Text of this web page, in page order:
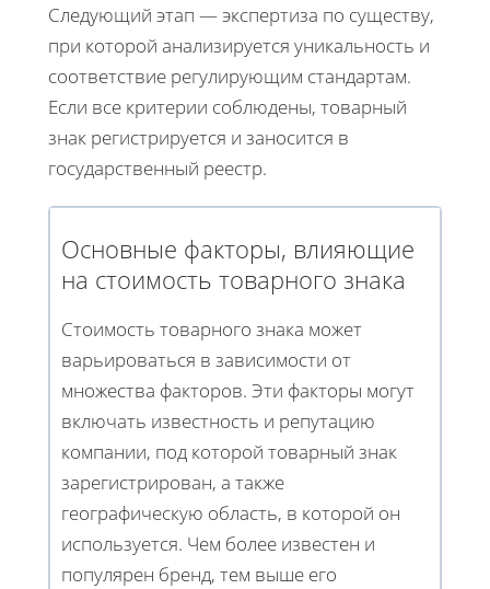
Следующий этап — экспертиза по существу,
при которой анализируется уникальность и
соответствие регулирующим стандартам.
Если все критерии соблюдены, товарный
знак регистрируется и заносится в
государственный реестр.
Основные факторы, влияющие
на стоимость товарного знака
Стоимость товарного знака может
варьироваться в зависимости от
множества факторов. Эти факторы могут
включать известность и репутацию
компании, под которой товарный знак
зарегистрирован, а также
географическую область, в которой он
используется. Чем более известен и
популярен бренд, тем выше его